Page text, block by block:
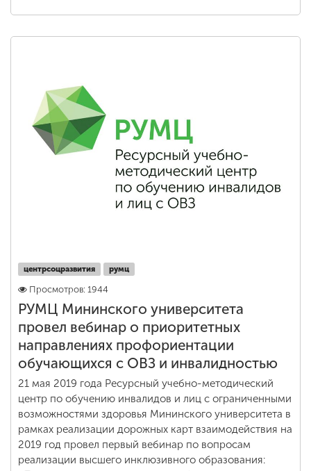
центрсоцразвития румц
Просмотров: 1944
РУМЦ Мининского университета
провел вебинар о приоритетных
направлениях профориентации
обучающихся с ОВЗ и инвалидностью
21 мая 2019 года Ресурсный учебно-методический
центр по обучению инвалидов и лиц с ограниченными
возможностями здоровья Мининского университета в
рамках реализации дорожных карт взаимодействия на
2019 год провел первый вебинар по вопросам
реализации высшего инклюзивного образования: